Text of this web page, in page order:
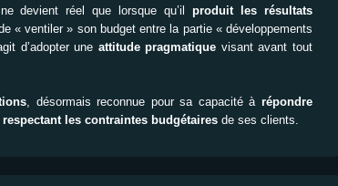
devient réel que lorsque qu’ilproduit les résultats
« ventiler » son budget entre la partie « développements
d’adopter une attitude pragmatique visant avant tout
, désormais reconnue pour sa capacité àrépondre
respectant les contraintes budgétaires de ses clients.